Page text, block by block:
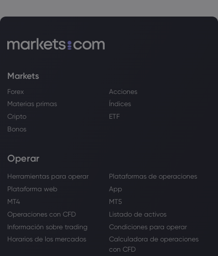
Markets
Forex
Acciones
Materias primas
Índices
Cripto
ETF
Bonos
Operar
Herramientas para operar
Plataformas de operaciones
Plataforma web
App
MT4
MT5
Operaciones con CFD
Listado de activos
Información sobre trading
Condiciones para operar
Horarios de los mercados
Calculadora de operaciones
con CFD